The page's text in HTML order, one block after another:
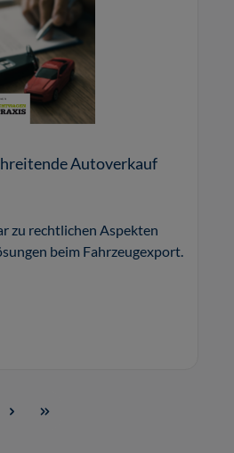
Autoverkauf
zu rechtlichen Aspekten
beim Fahrzeugexport.